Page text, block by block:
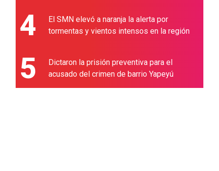
4
El SMN elevó a naranja la alerta por
tormentas y vientos intensos en la región
5
Dictaron la prisión preventiva para el
acusado del crimen de barrio Yapeyú